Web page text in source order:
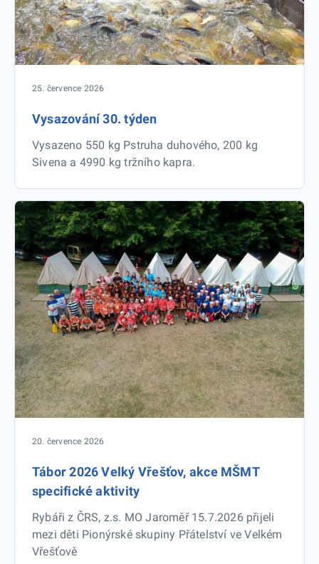
25. července 2026
Vysazování 30. týden
Vysazeno 550 kg Pstruha duhového, 200 kg
Sivena a 4990 kg tržního kapra.
20. července 2026
Tábor 2026 Velký Vřešťov, akce MŠMT
specifické aktivity
Rybáři z ČRS, z.s. MO Jaroměř 15.7.2026 přijeli
mezi děti Pionýrské skupiny Přátelství ve Velkém
Vřešťově